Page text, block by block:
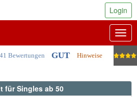
Bewertungen GUT Hinweise
Login
für Singles ab 50